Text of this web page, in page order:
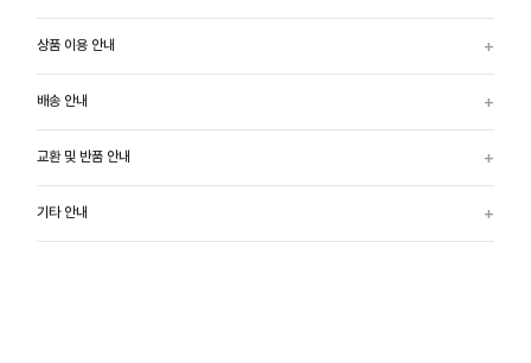
상품 이용 안내
배송 안내
교환 및 반품 안내
기타 안내